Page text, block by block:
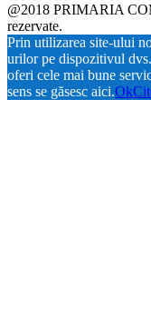
@2018 PRIMARIA
rezervate.
Prin utilizarea site-ului
urilor pe dispozitivul
oferi cele mai bune
sens se găsesc aici.Ok